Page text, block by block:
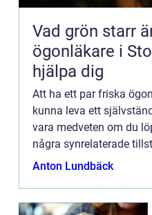
Vad grön starr
ögonläkare i
hjälpa dig
Att ha ett par friska
kunna leva ett
vara medveten om du
några synrelaterade
som kan leda till
Anton Lundbäck